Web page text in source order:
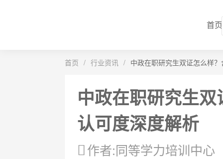
首页
首页 / 行业资讯 / 中政在职研究生双证怎么样
中政在职研究生
认可度深度解析
作者:同等学力培训中心